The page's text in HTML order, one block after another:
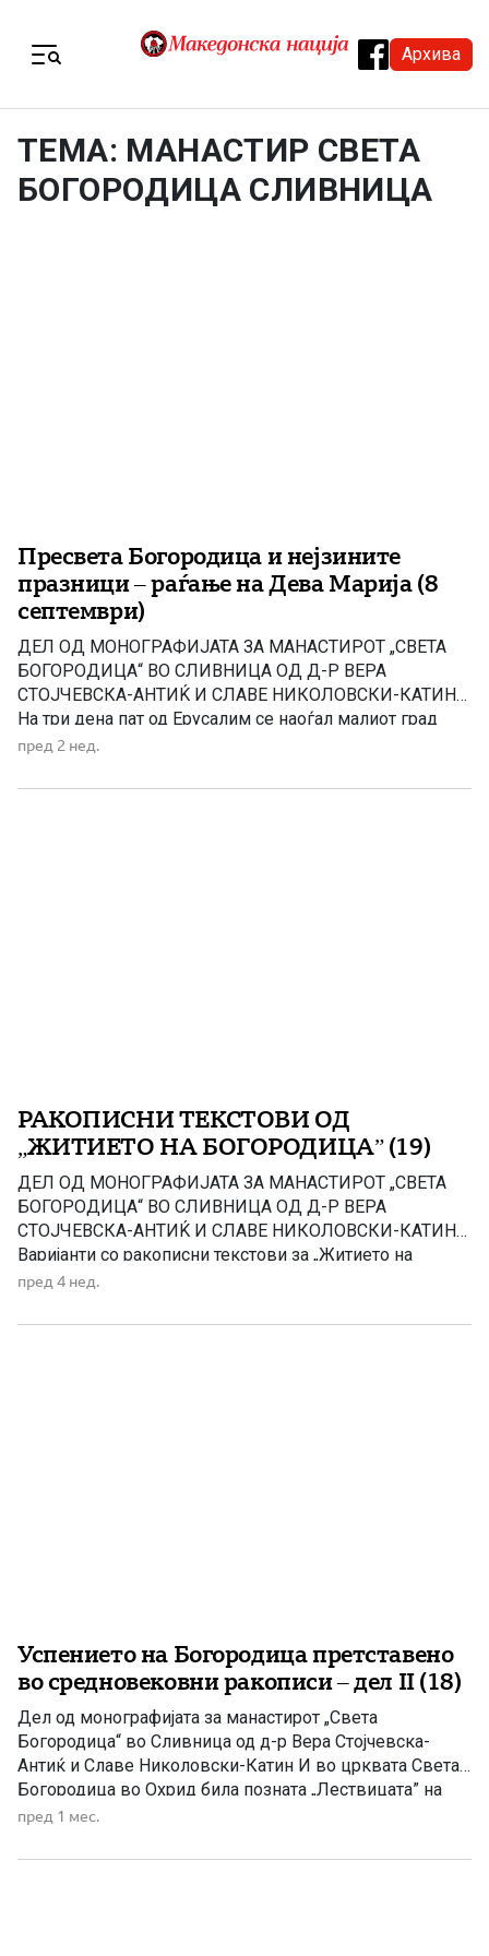
Архива
ТЕМА: МАНАСТИР СВЕТА
БОГОРОДИЦА СЛИВНИЦА
Пресвета Богородица и нејзините
празници – раѓање на Дева Марија (8
септември)
ДЕЛ ОД МОНОГРАФИЈАТА ЗА МАНАСТИРОТ „СВЕТА
БОГОРОДИЦА“ ВО СЛИВНИЦА ОД Д-Р ВЕРА
СТОЈЧЕВСКА-АНТИЌ И СЛАВЕ НИКОЛОВСКИ-КАТИН
На три дена пат од Ерусалим се наоѓал малиот град
Назарет. Таму живееле праведните Јоаким и Ана,
потекнувал од Давидовиот род, а света Ана од родот
пред 2 нед.
РАКОПИСНИ ТЕКСТОВИ ОД
„ЖИТИЕТО НА БОГОРОДИЦА” (19)
ДЕЛ ОД МОНОГРАФИЈАТА ЗА МАНАСТИРОТ „СВЕТА
БОГОРОДИЦА“ ВО СЛИВНИЦА ОД Д-Р ВЕРА
СТОЈЧЕВСКА-АНТИЌ И СЛАВЕ НИКОЛОВСКИ-КАТИН
Варијанти со ракописни текстови за „Житието на
Богородица“се срекаваат, меѓу другите, кај рускиот
Јацимирски, бугарскиот автор B. Јагич, српскиот
пред 4 нед.
Успението на Богородица претставено
во средновековни ракописи – дел II (18)
Дел од монографијата за манастирот „Света
Богородица“ во Сливница од д-р Вера Стојчевска-
Антиќ и Славе Николовски-Катин И во црквата Света
Богородица во Охрид била позната „Лествицата” на
Јоан Лествичник, во 1360 година. Во неа биле
заостанува и црквата Света Богородица – Елеуса, во
пред 1 мес.